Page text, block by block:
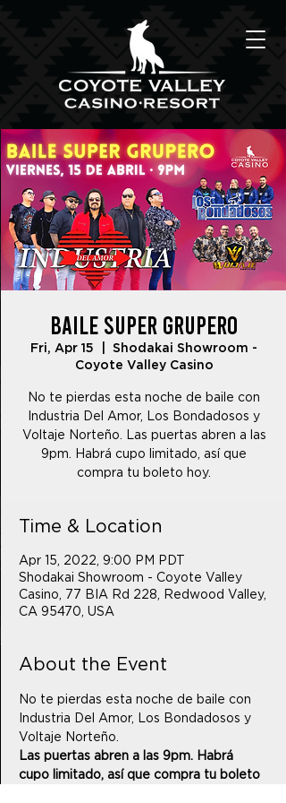
Baile Super Grupero
Fri, Apr 15
Shodakai Showroom -
Coyote Valley Casino
No te pierdas esta noche de baile con
Industria Del Amor, Los Bondadosos y
Voltaje Norteño. Las puertas abren a las
9pm. Habrá cupo limitado, así que
compra tu boleto hoy.
Time & Location
Apr 15, 2022, 9:00 PM PDT
Shodakai Showroom - Coyote Valley
Casino, 77 BIA Rd 228, Redwood Valley,
CA 95470, USA
About the Event
No te pierdas esta noche de baile con
Industria Del Amor, Los Bondadosos y
Voltaje Norteño.
Las puertas abren a las 9pm. Habrá
cupo limitado, así que compra tu boleto